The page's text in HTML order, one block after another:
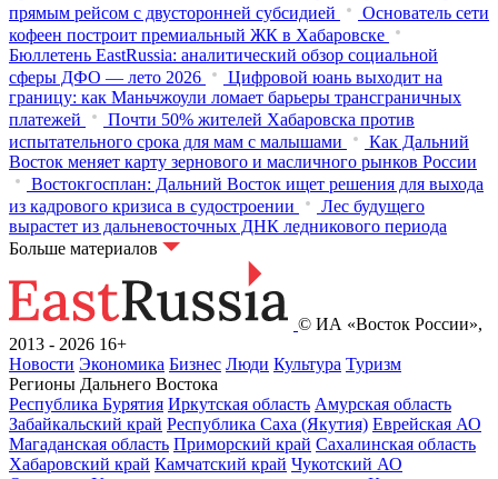
прямым рейсом с двусторонней субсидией
Основатель сети
кофеен построит премиальный ЖК в Хабаровске
Бюллетень EastRussia: аналитический обзор социальной
сферы ДФО — лето 2026
Цифровой юань выходит на
границу: как Маньчжоули ломает барьеры трансграничных
платежей
Почти 50% жителей Хабаровска против
испытательного срока для мам с малышами
Как Дальний
Восток меняет карту зернового и масличного рынков России
Востокгосплан: Дальний Восток ищет решения для выхода
из кадрового кризиса в судостроении
Лес будущего
вырастет из дальневосточных ДНК ледникового периода
Больше материалов
© ИА «Восток России»,
2013 - 2026 16+
Новости Экономика Бизнес Люди Культура Туризм
Регионы Дальнего Востока
Республика Бурятия Иркутская область Амурская область
Забайкальский край Республика Саха (Якутия) Еврейская АО
Магаданская область Приморский край Сахалинская область
Хабаровский край Камчатский край Чукотский АО